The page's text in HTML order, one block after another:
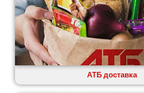
АТБ доставка